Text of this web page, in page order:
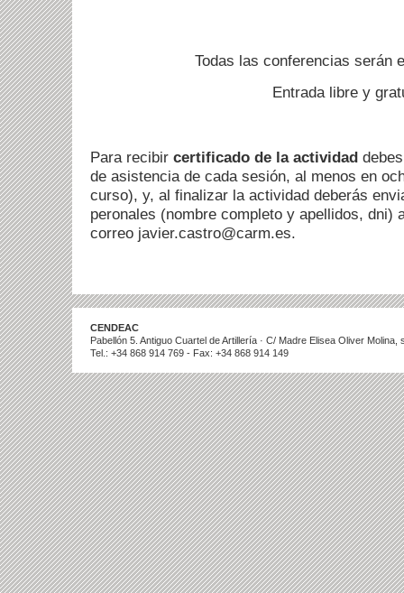
Todas las conferencias serán
Entrada libre y
Para recibir certificado de la actividad
de asistencia de cada sesión, al menos en
curso), y, al finalizar la actividad deberás
peronales (nombre completo y apellidos, dni)
correo javier.castro@carm.es.
CENDEAC
Pabellón 5. Antiguo Cuartel de Artillería · C/ Madre Elisea Oliver
Tel.: +34 868 914 769 - Fax: +34 868 914 149